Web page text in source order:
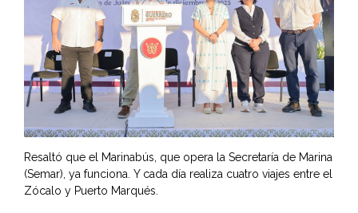
Resaltó que el Marinabús, que opera la Secretaría de Marina
(Semar), ya funciona. Y cada día realiza cuatro viajes entre el
Zócalo y Puerto Marqués.